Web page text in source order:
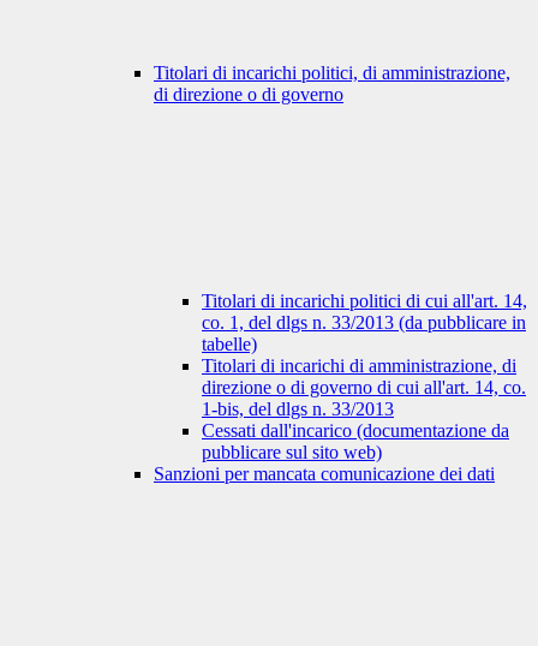
Titolari di incarichi politici, di amministrazione,
di direzione o di governo
Titolari di incarichi politici di cui all'art. 14,
co. 1, del dlgs n. 33/2013 (da pubblicare in
tabelle)
Titolari di incarichi di amministrazione, di
direzione o di governo di cui all'art. 14, co.
1-bis, del dlgs n. 33/2013
Cessati dall'incarico (documentazione da
pubblicare sul sito web)
Sanzioni per mancata comunicazione dei dati